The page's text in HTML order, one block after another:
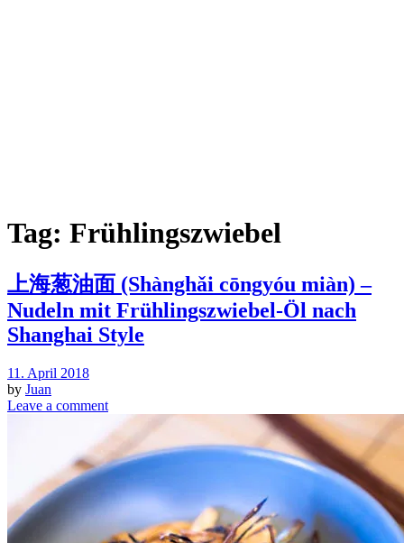
Tag: Frühlingszwiebel
上海葱油面 (Shànghǎi cōngyóu miàn) –
Nudeln mit Frühlingszwiebel-Öl nach
Shanghai Style
11. April 2018
by Juan
Leave a comment